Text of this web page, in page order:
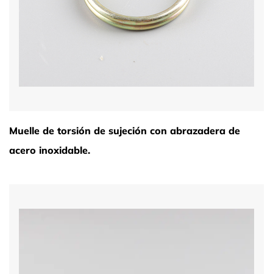
Muelle de torsión de sujeción con abrazadera de
acero inoxidable.